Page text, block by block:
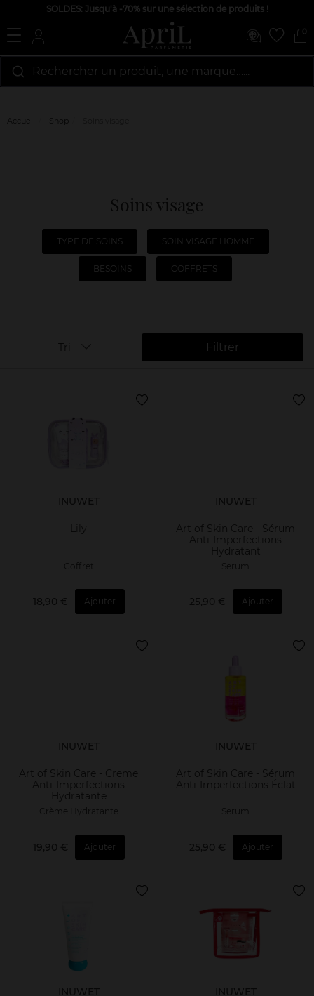
SOLDES: Jusqu'à -70% sur une sélection de produits !
0
Rechercher un produit, une marque…...
Accueil Shop
Soins visage
TYPE DE SOINS SOIN VISAGE HOMME
BESOINS COFFRETS
Filtrer
Tri
INUWET
Coffret
18,90 € Ajouter
INUWET
Art of Skin Care - Sérum
Anti-Imperfections
Hydratant
Serum
25,90 € Ajouter
INUWET
Art of Skin Care - Creme
Anti-Imperfections
Hydratante
Crème Hydratante
19,90 € Ajouter
INUWET
Art of Skin Care - Sérum
Anti-Imperfections Éclat
Serum
25,90 € Ajouter
INUWET INUWET